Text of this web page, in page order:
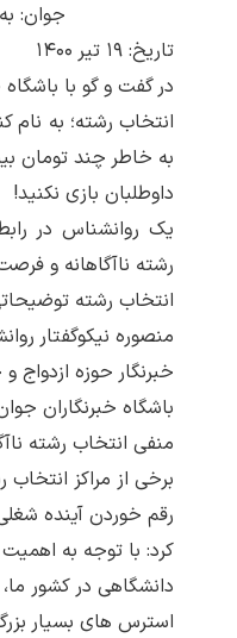
تاریخ: ۱۹ تير ۱۴۰۰
در گفت و گو با
انتخاب رشته؛ به
به خاطر چند تومان
داوطلبان بازی نکنید!
یک روانشناس در
رشته ناآگاهانه و
انتخاب رشته
منصوره نیکوگفتار
خبرنگار حوزه ازدواج
باشگاه خبرنگاران
منفی انتخاب رشته
برخی از مراکز انتخاب
رقم خوردن آینده
کرد: با توجه به
دانشگاهی در کشور
استرس های بسیار